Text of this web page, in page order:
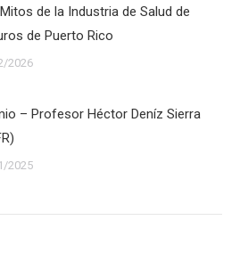
de la Industria de Salud de
de Puerto Rico
2026
– Profesor Héctor Deníz Sierra
2025